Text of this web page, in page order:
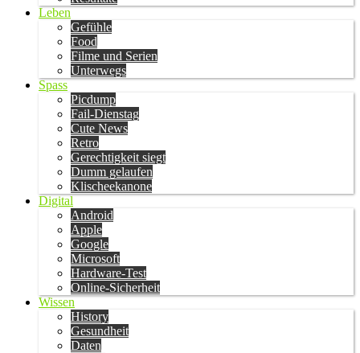
Leben
Gefühle
Food
Filme und Serien
Unterwegs
Spass
Picdump
Fail-Dienstag
Cute News
Retro
Gerechtigkeit siegt
Dumm gelaufen
Klischeekanone
Digital
Android
Apple
Google
Microsoft
Hardware-Test
Online-Sicherheit
Wissen
History
Gesundheit
Daten